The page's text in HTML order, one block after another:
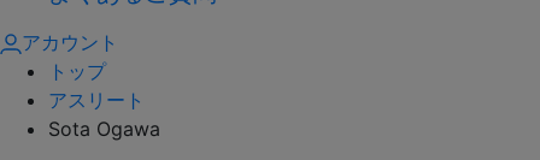
アカウント
トップ
アスリート
Sota Ogawa